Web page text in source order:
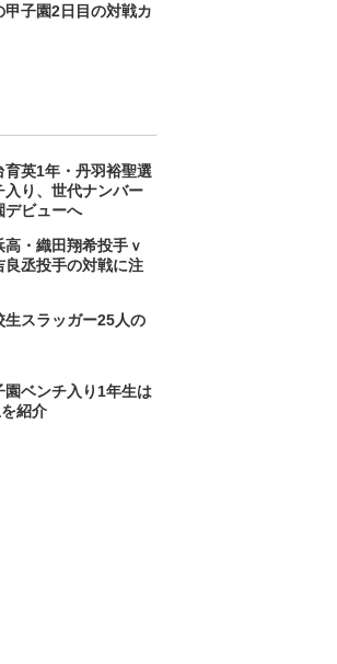
甲子園2日目の対戦カ
育英1年・丹羽裕聖選
入り、世代ナンバー
デビューへ
高・織田翔希投手ｖ
良丞投手の対戦に注
生スラッガー25人の
園ベンチ入り1年生は
紹介